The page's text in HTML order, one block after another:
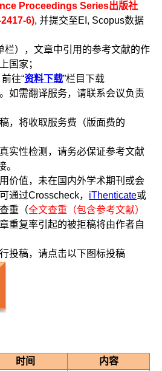
Proceedings Series出版社
6), 并提交至EI, Scopus数据
），文章中引用的参考文献的作
国家；
往“资料下载”栏目下载
如需翻译服务，请联系会议负责
，将收取服务费（版面费的
实性检测，请务必保证参考文献
。
价值，未在国内外学术期刊或会
通过Crosscheck， iThenticate或
重（全文查重（包含参考文献）
重复率引起的被拒稿将由作者自
投稿，请点击以下图标投稿
时间
内容